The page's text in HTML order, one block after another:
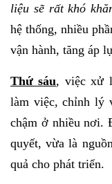
liệu sẽ rất khó
hệ thống, nhiều
vận hành, tăng áp
Thứ sáu, việc xử
làm việc, chỉnh lý
chậm ở nhiều nơi.
quyết, vừa là
quả cho phát triển.